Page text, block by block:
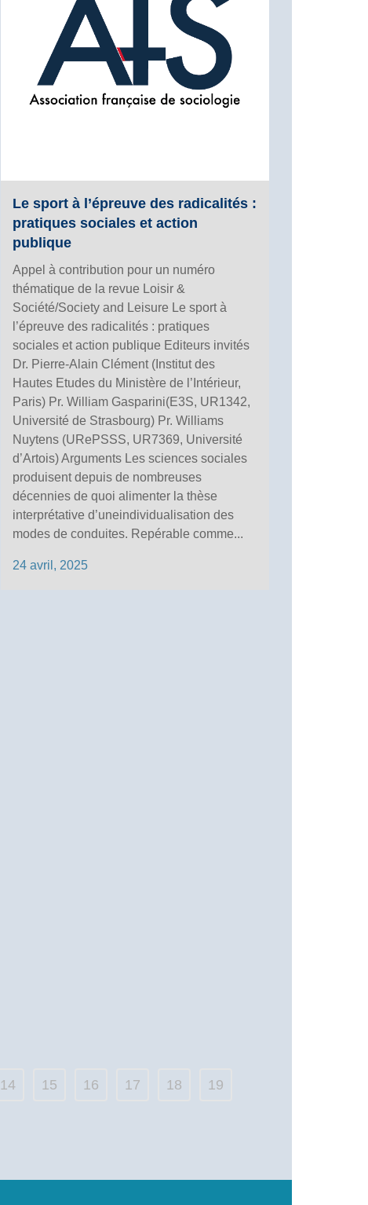
Le sport à l’épreuve des radicalités :
pratiques sociales et action
publique
Appel à contribution pour un numéro
thématique de la revue Loisir &
Société/Society and Leisure Le sport à
l’épreuve des radicalités : pratiques
sociales et action publique Editeurs invités
Dr. Pierre-Alain Clément (Institut des
Hautes Etudes du Ministère de l’Intérieur,
Paris) Pr. William Gasparini(E3S, UR1342,
Université de Strasbourg) Pr. Williams
Nuytens (URePSSS, UR7369, Université
d’Artois) Arguments Les sciences sociales
produisent depuis de nombreuses
décennies de quoi alimenter la thèse
interprétative d’uneindividualisation des
modes de conduites. Repérable comme...
24 avril, 2025
14 15 16 17 18 19